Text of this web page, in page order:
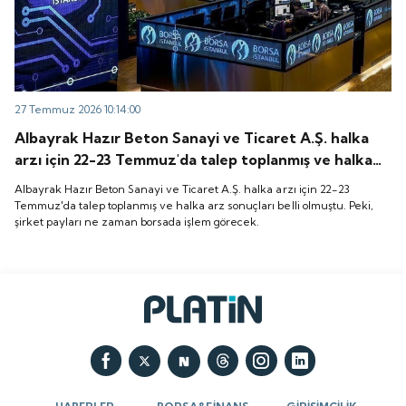
27 Temmuz 2026 10:14:00
Albayrak Hazır Beton Sanayi ve Ticaret A.Ş. halka
arzı için 22-23 Temmuz'da talep toplanmış ve halka
arz sonuçları belli olmuştu. Peki, şirket payları ne
zaman borsada işlem görecek.
Albayrak Hazır Beton Sanayi ve Ticaret A.Ş. halka arzı için 22-23
Temmuz'da talep toplanmış ve halka arz sonuçları belli olmuştu. Peki,
şirket payları ne zaman borsada işlem görecek.